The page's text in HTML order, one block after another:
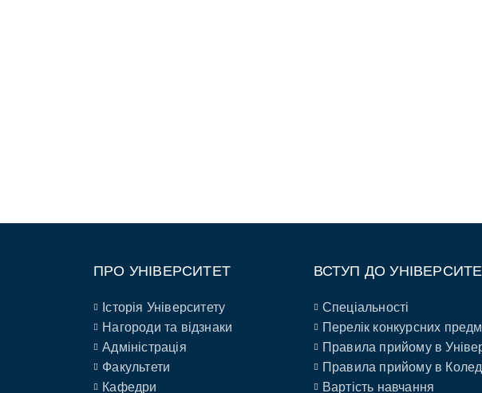
ПРО УНІВЕРСИТЕТ
Історія Університету
Нагороди та відзнаки
Адміністрація
Факультети
Кафедри
ВСТУП ДО
Спеціальності
Перелік конкурсних
Правила прийому в
Правила прийому в
Вартість навчання